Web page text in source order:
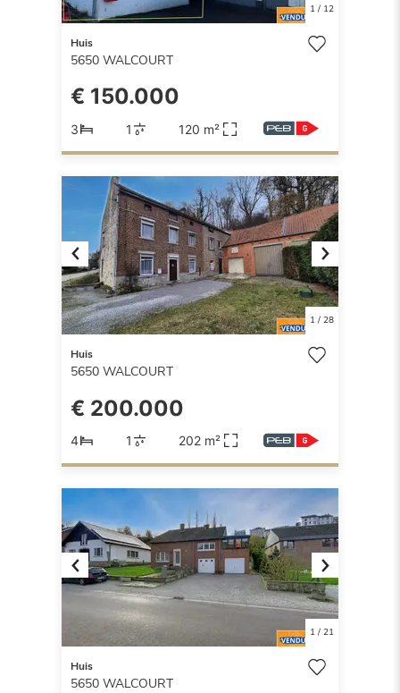
1/ 12
Huis
5650 WALCOURT
€ 150.000
3 1 120 m²
Previous Next
1/ 28
Huis
5650 WALCOURT
€ 200.000
4 1 202 m²
Previous Next
1/ 21
Huis
5650 WALCOURT